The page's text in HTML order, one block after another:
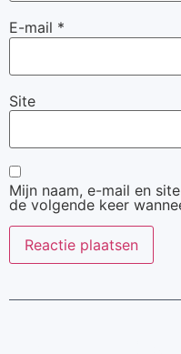
E-mail *
Site
Mijn naam, e-mail en
de volgende keer